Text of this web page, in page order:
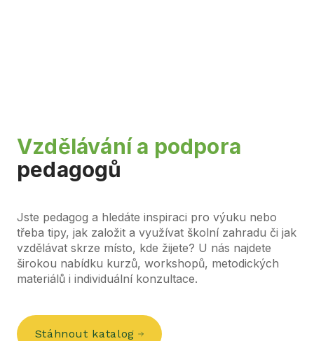
Vzdělávání a podpora
pedagogů
Jste pedagog a hledáte inspiraci pro výuku nebo
třeba tipy, jak založit a využívat školní zahradu či jak
vzdělávat skrze místo, kde žijete? U nás najdete
širokou nabídku kurzů, workshopů, metodických
materiálů i individuální konzultace.
Stáhnout katalog